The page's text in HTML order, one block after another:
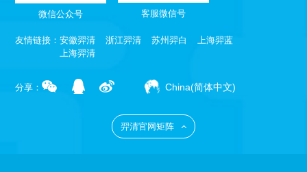
微信公众号 客服微信号
友情链接：安徽羿清 浙江羿清 苏州羿白
上海羿蓝
上海羿清
分享： China(简体中文)
羿清官网矩阵